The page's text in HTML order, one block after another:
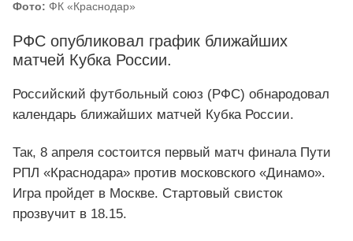
Фото: ФК «Краснодар»
РФС опубликовал график ближайших
матчей Кубка России.
Российский футбольный союз (РФС) обнародовал
календарь ближайших матчей Кубка России.
Так, 8 апреля состоится первый матч финала Пути
РПЛ «Краснодара» против московского «Динамо».
Игра пройдет в Москве. Стартовый свисток
прозвучит в 18.15.